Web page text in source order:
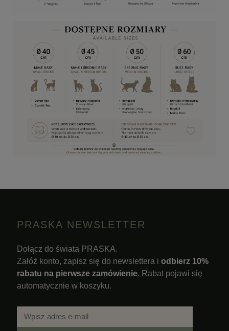
PRASKA NEWSLETTER
Dołącz do świata PRASKA.
Załóż konto, zapisz się do newslettera i odbierz 10%
rabatu na pierwsze zamówienie. Rabat pojawi się
automatycznie w koszyku.